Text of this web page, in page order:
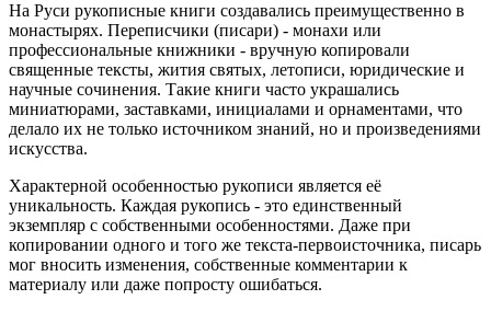
На Руси рукописные книги создавались преимущественно в
монастырях. Переписчики (писари) - монахи или
профессиональные книжники - вручную копировали
священные тексты, жития святых, летописи, юридические и
научные сочинения. Такие книги часто украшались
миниатюрами, заставками, инициалами и орнаментами, что
делало их не только источником знаний, но и произведениями
искусства.
Характерной особенностью рукописи является её
уникальность. Каждая рукопись - это единственный
экземпляр с собственными особенностями. Даже при
копировании одного и того же текста-первоисточника, писарь
мог вносить изменения, собственные комментарии к
материалу или даже попросту ошибаться.